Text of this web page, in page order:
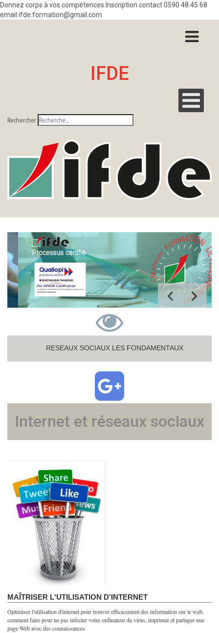
Donnez corps à vos compétences Inscription contact 0590 48 45 68
email ifde.formation@gmail.com
IFDE
Rechercher
RESEAUX SOCIAUX LES FONDAMENTAUX
Internet et réseaux sociaux
MAÎTRISER L'UTILISATION D'INTERNET
Optimiser l'utilisation d'internet pour trouver efficacement des information sur le web,
comment faire pour ne pas infecter votre ordinateur de virus, imprimer et partager une
page Web avec des connaissances